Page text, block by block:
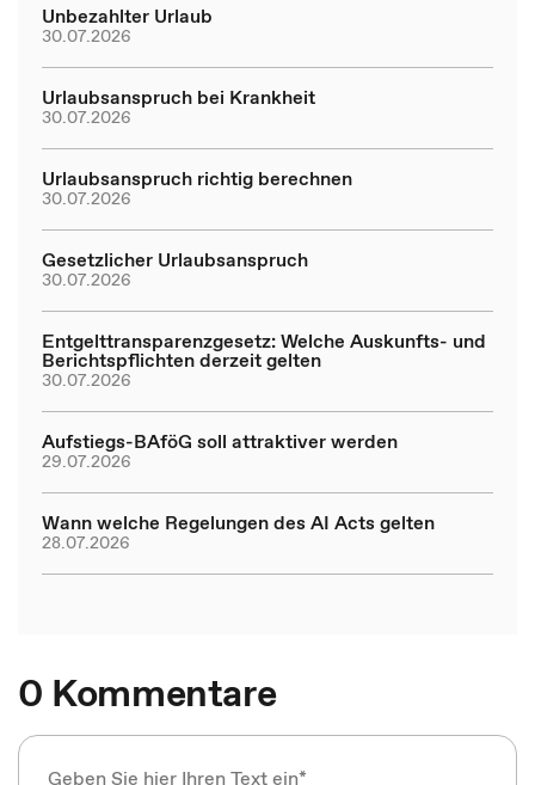
Unbezahlter Urlaub
30.07.2026
Urlaubsanspruch bei Krankheit
30.07.2026
Urlaubsanspruch richtig berechnen
30.07.2026
Gesetzlicher Urlaubsanspruch
30.07.2026
Entgelttransparenzgesetz: Welche Auskunfts- und
Berichtspflichten derzeit gelten
30.07.2026
Aufstiegs-BAföG soll attraktiver werden
29.07.2026
Wann welche Regelungen des AI Acts gelten
28.07.2026
0 Kommentare